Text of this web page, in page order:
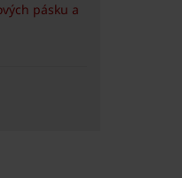
pásku a